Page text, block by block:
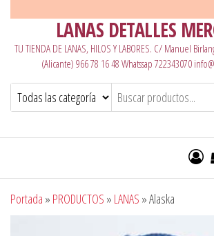
LANAS DETALLES
TU TIENDA DE LANAS, HILOS Y LABORES. C/ Manuel
(Alicante) 966 78 16 48 Whatssap 722343070
Portada » PRODUCTOS » LANAS »Alaska